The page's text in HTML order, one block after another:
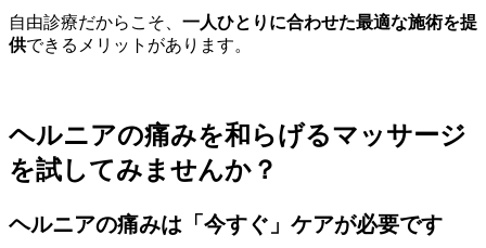
自由診療だからこそ、 一人ひとりに合わせた最適な施術を提
供できるメリットがあります。
ヘルニアの痛みを和らげるマッサージ
を試してみませんか？
ヘルニアの痛みは「今すぐ」ケアが必要です